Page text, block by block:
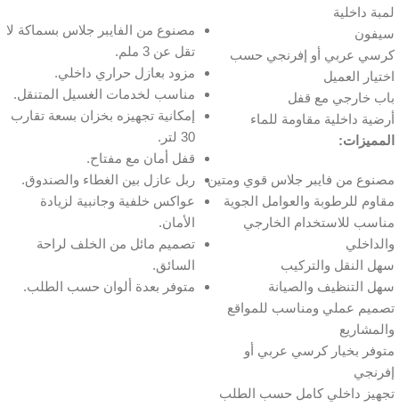
لمبة داخلية
سيفون
كرسي عربي أو إفرنجي حسب
اختيار العميل
باب خارجي مع قفل
أرضية داخلية مقاومة للماء
المميزات:
مصنوع من فايبر جلاس قوي ومتين
مقاوم للرطوبة والعوامل الجوية
مناسب للاستخدام الخارجي
والداخلي
سهل النقل والتركيب
سهل التنظيف والصيانة
تصميم عملي ومناسب للمواقع
والمشاريع
متوفر بخيار كرسي عربي أو
إفرنجي
تجهيز داخلي كامل حسب الطلب
مصنوع من الفايبر جلاس بسماكة لا
تقل عن 3 ملم.
مزود بعازل حراري داخلي.
مناسب لخدمات الغسيل المتنقل.
إمكانية تجهيزه بخزان بسعة تقارب
30 لتر.
قفل أمان مع مفتاح.
ربل عازل بين الغطاء والصندوق.
عواكس خلفية وجانبية لزيادة
الأمان.
تصميم مائل من الخلف لراحة
السائق.
متوفر بعدة ألوان حسب الطلب.